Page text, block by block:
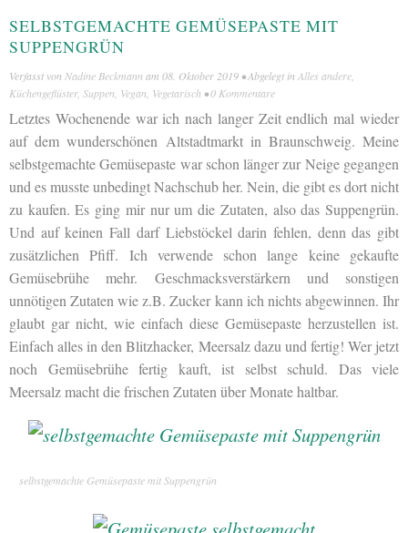
SELBSTGEMACHTE GEMÜSEPASTE MIT
SUPPENGRÜN
Verfasst von Nadine Beckmann am 08. Oktober 2019 • Abgelegt in Alles andere
Küchengeflüster, Suppen Vegan Vegetarisch •0 Kommentare
Letztes Wochenende war ich nach langer Zeit endlich mal wieder
auf dem wunderschönen Altstadtmarkt in Braunschweig. Meine
selbstgemachte Gemüsepaste war schon länger zur Neige gegangen
und es musste unbedingt Nachschub her. Nein, die gibt es dort nicht
zu kaufen. Es ging mir nur um die Zutaten, also das Suppengrün.
Und auf keinen Fall darf Liebstöckel darin fehlen, denn das gibt
zusätzlichen Pfiff. Ich verwende schon lange keine gekaufte
Gemüsebrühe mehr. Geschmacksverstärkern und sonstigen
unnötigen Zutaten wie z.B. Zucker kann ich nichts abgewinnen. Ihr
glaubt gar nicht, wie einfach diese Gemüsepaste herzustellen ist.
Einfach alles in den Blitzhacker, Meersalz dazu und fertig! Wer jetzt
noch Gemüsebrühe fertig kauft, ist selbst schuld. Das viele
Meersalz macht die frischen Zutaten über Monate haltbar.
selbstgemachte Gemüsepaste mit Suppengrün